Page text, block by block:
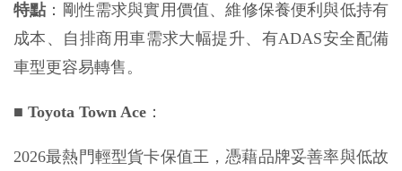
特點 ：剛性需求與實用價值、維修保養便利與低持有
成本、自排商用車需求大幅提升、有ADAS安全配備
車型更容易轉售。
■ Toyota Town Ace ：
2026最熱門輕型貨卡保值王，憑藉品牌妥善率與低故